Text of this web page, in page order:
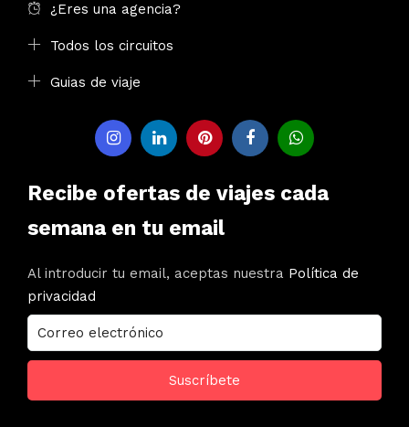
¿Eres una agencia?
Todos los circuitos
Guias de viaje
Recibe ofertas de viajes cada
semana en tu email
Al introducir tu email, aceptas nuestra Política de
privacidad